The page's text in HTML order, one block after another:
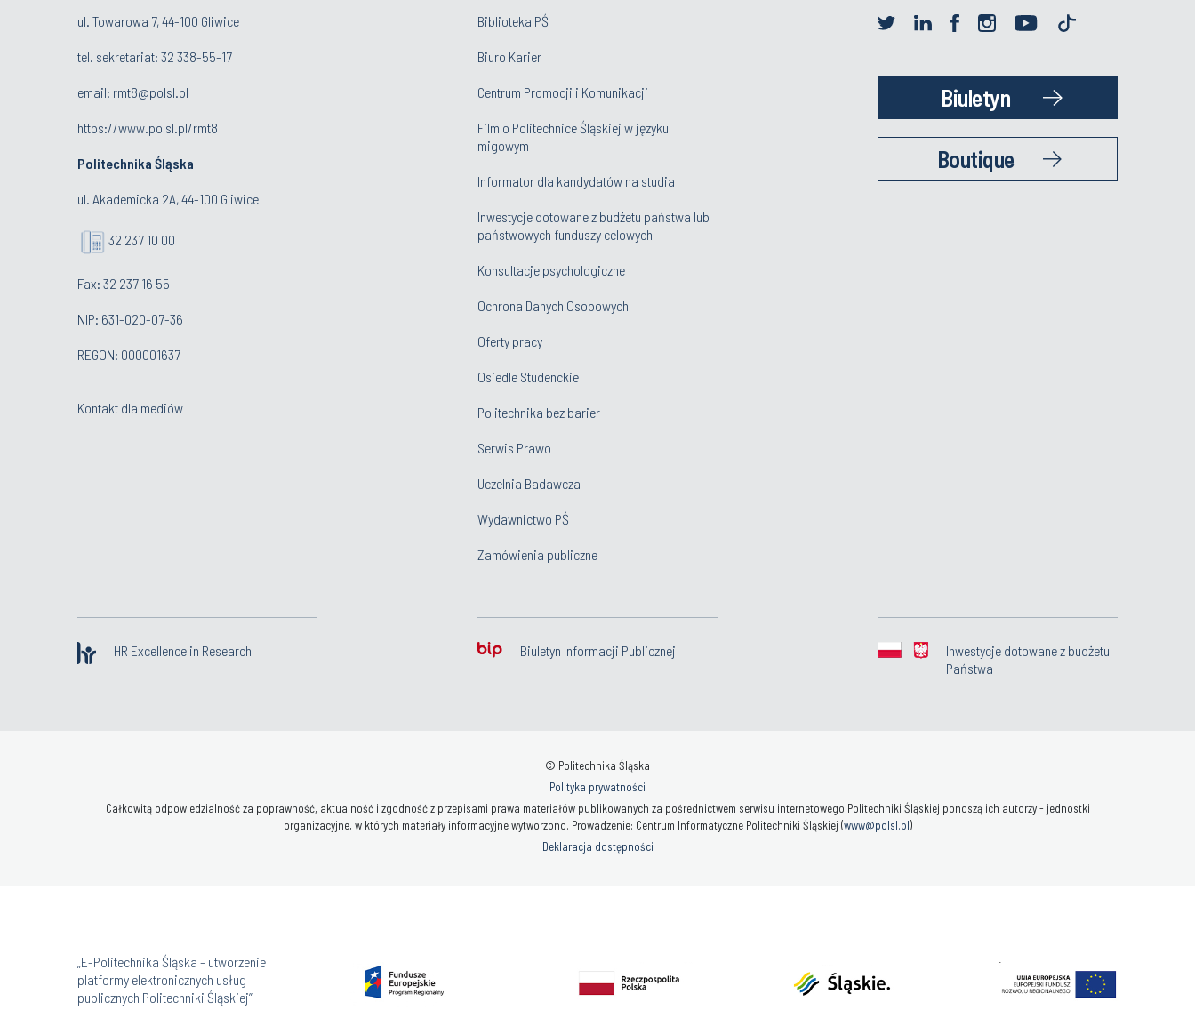
ul. Towarowa 7, 44-100 Gliwice
tel. sekretariat: 32 338-55-17
email: rmt8@polsl.pl
https://www.polsl.pl/rmt8
Politechnika Śląska
ul. Akademicka 2A, 44-100 Gliwice
32 237 10 00
Fax: 32 237 16 55
NIP: 631-020-07-36
REGON: 000001637
Kontakt dla mediów
Biblioteka PŚ
Biuro Karier
Centrum Promocji i Komunikacji
Film o Politechnice Śląskiej w języku
migowym
Informator dla kandydatów na studia
Inwestycje dotowane z budżetu państwa lub
państwowych funduszy celowych
Konsultacje psychologiczne
Ochrona Danych Osobowych
Oferty pracy
Osiedle Studenckie
Politechnika bez barier
Serwis Prawo
Uczelnia Badawcza
Wydawnictwo PŚ
Zamówienia publiczne
Biuletyn
Boutique
HR Excellence in Research Biuletyn Informacji Publicznej
Inwestycje dotowane z budżetu
Państwa
© Politechnika Śląska
Polityka prywatności
Całkowitą odpowiedzialność za poprawność, aktualność i zgodność z przepisami prawa materiałów publikowanych za pośrednictwem serwisu internetowego Politechniki Śląskiej ponoszą ich autorzy - jednostki
organizacyjne, w których materiały informacyjne wytworzono. Prowadzenie: Centrum Informatyczne Politechniki Śląskiej (www@polsl.pl)
Deklaracja dostępności
„E-Politechnika Śląska - utworzenie
platformy elektronicznych usług
publicznych Politechniki Śląskiej”